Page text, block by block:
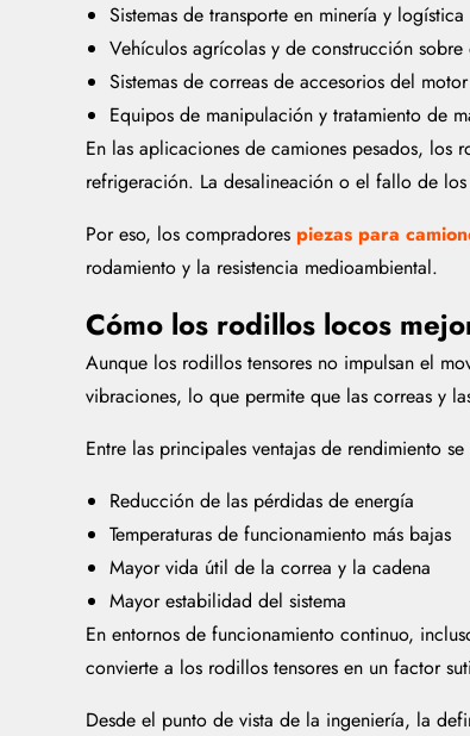
Sistemas de transporte en minería y logística
Vehículos agrícolas y de construcción sobre
Sistemas de correas de accesorios del motor
Equipos de manipulación y tratamiento de
En las aplicaciones de camiones pesados, los
refrigeración. La desalineación o el fallo de
Por eso, los compradores piezas para
rodamiento y la resistencia medioambiental.
Cómo los rodillos locos
Aunque los rodillos tensores no impulsan el
vibraciones, lo que permite que las correas y
Entre las principales ventajas de rendimiento
Reducción de las pérdidas de energía
Temperaturas de funcionamiento más bajas
Mayor vida útil de la correa y la cadena
Mayor estabilidad del sistema
En entornos de funcionamiento continuo,
convierte a los rodillos tensores en un factor
Desde el punto de vista de la ingeniería, la